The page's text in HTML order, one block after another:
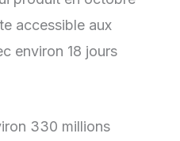
accessible aux
environ 18 jours
330 millions